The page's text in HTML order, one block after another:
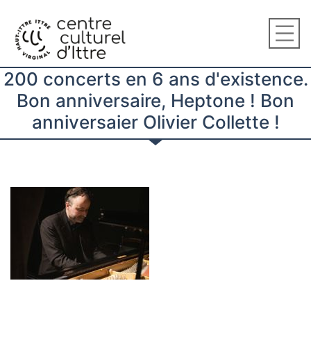
200 concerts en 6 ans d'existence.
Bon anniversaire, Heptone ! Bon
anniversaier Olivier Collette !